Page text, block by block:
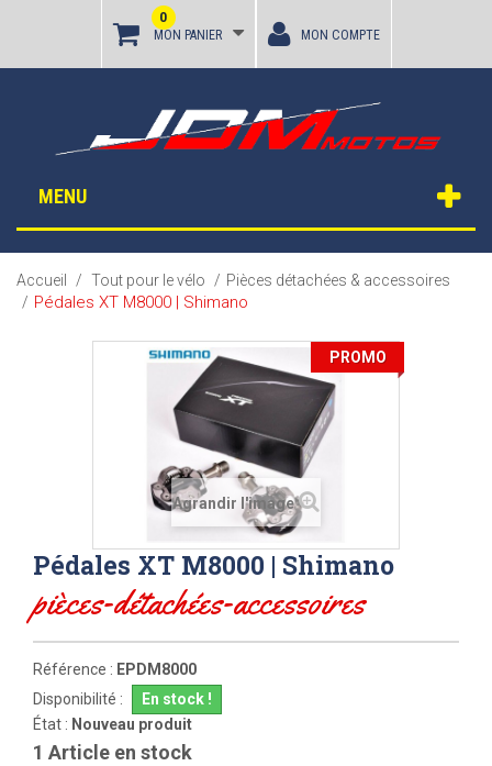
MON PANIER
0
MON COMPTE
MENU
Accueil / Tout pour le vélo / Pièces détachées & accessoires
/ Pédales XT M8000 | Shimano
PROMO
Agrandir l'image
Pédales XT M8000 | Shimano
pièces-détachées-accessoires
Référence : EPDM8000
Disponibilité :
En stock !
État : Nouveau produit
1 Article en stock